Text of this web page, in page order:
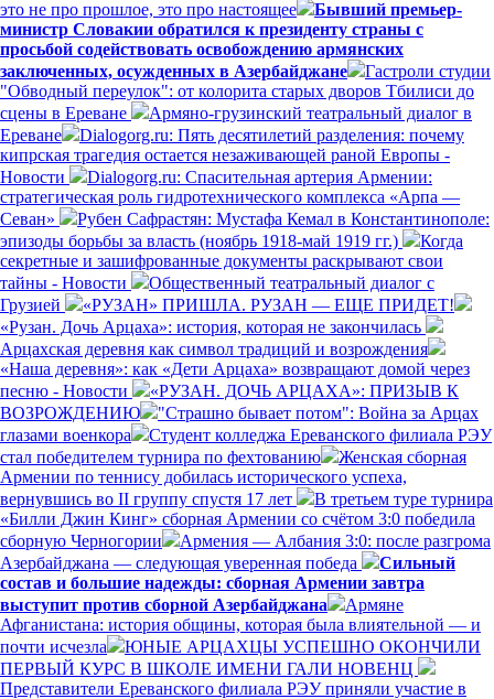
это не про прошлое, это про настоящее
Бывший премьер-
министр Словакии обратился к президенту страны с
просьбой содействовать освобождению армянских
заключенных, осужденных в Азербайджане
Гастроли студии
"Обводный переулок": от колорита старых дворов Тбилиси до
сцены в Ереване
Армяно-грузинский театральный диалог в
Ереване
Dialogorg.ru: Пять десятилетий разделения: почему
кипрская трагедия остается незаживающей раной Европы -
Новости
Dialogorg.ru: Спасительная артерия Армении:
стратегическая роль гидротехнического комплекса «Арпа —
Севан»
Рубен Сафрастян: Мустафа Кемал в Константинополе:
эпизоды борьбы за власть (ноябрь 1918-май 1919 гг.)
Когда
секретные и зашифрованные документы раскрывают свои
тайны - Новости
Общественный театральный диалог с
Грузией
«РУЗАН» ПРИШЛА. РУЗАН — ЕЩЕ ПРИДЕТ!
«Рузан. Дочь Арцаха»: история, которая не закончилась
Арцахская деревня как символ традиций и возрождения
«Наша деревня»: как «Дети Арцаха» возвращают домой через
песню - Новости
«РУЗАН. ДОЧЬ АРЦАХА»: ПРИЗЫВ К
ВОЗРОЖДЕНИЮ
"Страшно бывает потом": Война за Арцах
глазами военкора
Студент колледжа Ереванского филиала РЭУ
стал победителем турнира по фехтованию
Женская сборная
Армении по теннису добилась исторического успеха,
вернувшись во II группу спустя 17 лет
В третьем туре турнира
«Билли Джин Кинг» сборная Армении со счётом 3:0 победила
сборную Черногории
Армения — Албания 3:0: после разгрома
Азербайджана — следующая уверенная победа
Сильный
состав и большие надежды: сборная Армении завтра
выступит против сборной Азербайджана
Армяне
Афганистана: история общины, которая была влиятельной — и
почти исчезла
ЮНЫЕ АРЦАХЦЫ УСПЕШНО ОКОНЧИЛИ
ПЕРВЫЙ КУРС В ШКОЛЕ ИМЕНИ ГАЛИ НОВЕНЦ
Представители Ереванского филиала РЭУ приняли участие в